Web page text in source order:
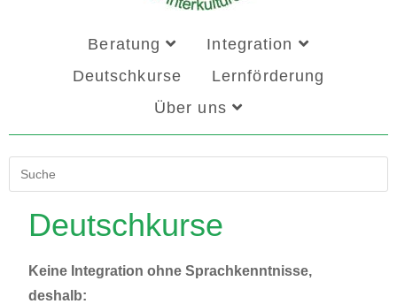
Beratung
Integration
Deutschkurse
Lernförderung
Über uns
Deutschkurse
Keine Integration ohne Sprachkenntnisse,
deshalb: